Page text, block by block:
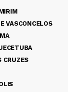
VASCONCELOS
CRUZES